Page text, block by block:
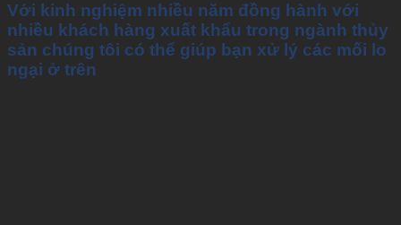
Với kinh nghiệm nhiều năm đồng hành với
nhiều khách hàng xuất khẩu trong ngành thủy
sản chúng tôi có thể giúp bạn xử lý các mối lo
ngại ở trên